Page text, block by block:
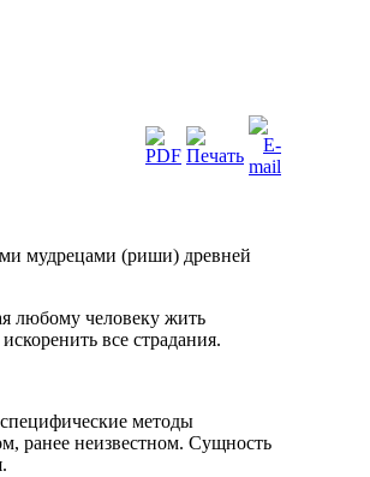
мудрецами (риши) древней
любому человеку жить
все страдания.
методы
ранее неизвестном. Сущность